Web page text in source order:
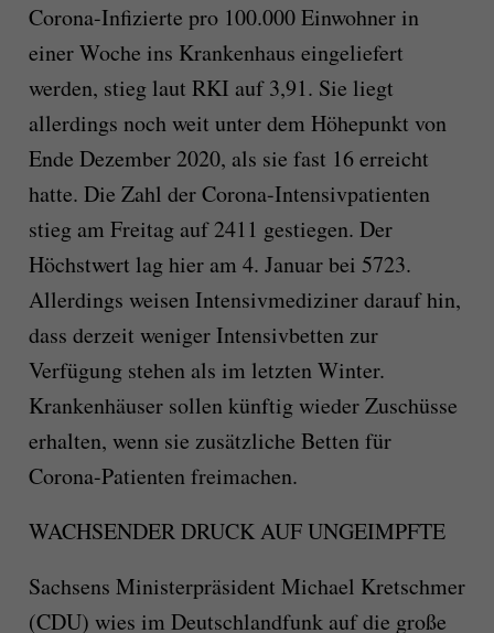
Corona-Infizierte pro 100.000 Einwohner in
einer Woche ins Krankenhaus eingeliefert
werden, stieg laut RKI auf 3,91. Sie liegt
allerdings noch weit unter dem Höhepunkt von
Ende Dezember 2020, als sie fast 16 erreicht
hatte. Die Zahl der Corona-Intensivpatienten
stieg am Freitag auf 2411 gestiegen. Der
Höchstwert lag hier am 4. Januar bei 5723.
Allerdings weisen Intensivmediziner darauf hin,
dass derzeit weniger Intensivbetten zur
Verfügung stehen als im letzten Winter.
Krankenhäuser sollen künftig wieder Zuschüsse
erhalten, wenn sie zusätzliche Betten für
Corona-Patienten freimachen.
WACHSENDER DRUCK AUF UNGEIMPFTE
Sachsens Ministerpräsident Michael Kretschmer
(CDU) wies im Deutschlandfunk auf die große